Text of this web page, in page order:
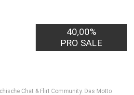
40,00%
PRO SALE
Chat & Flirt Community. Das Motto